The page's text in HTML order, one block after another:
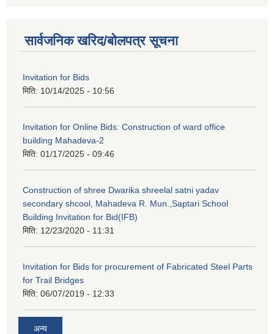
सार्वजनिक खरिद/बोलपत्र सूचना
Invitation for Bids
मिति: 10/14/2025 - 10:56
Invitation for Online Bids: Construction of ward office
building Mahadeva-2
मिति: 01/17/2025 - 09:46
Construction of shree Dwarika shreelal satni yadav
secondary shcool, Mahadeva R. Mun.,Saptari School
Building Invitation for Bid(IFB)
मिति: 12/23/2020 - 11:31
Invitation for Bids for procurement of Fabricated Steel Parts
for Trail Bridges
मिति: 06/07/2019 - 12:33
अन्य